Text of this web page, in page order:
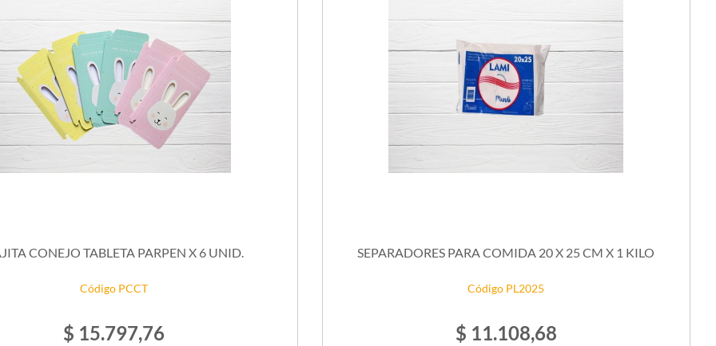
CONEJO TABLETA PARPEN X 6 UNID.
Código PCCT
$ 15.797,76
SEPARADORES PARA COMIDA 20 X 25 CM X 1 KILO
Código PL2025
$ 11.108,68